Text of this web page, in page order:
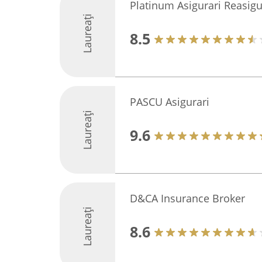
Laureați
Platinum Asigurari
8.5
Laureați
PASCU Asigurari
9.6
Laureați
D&CA Insurance Broker
8.6